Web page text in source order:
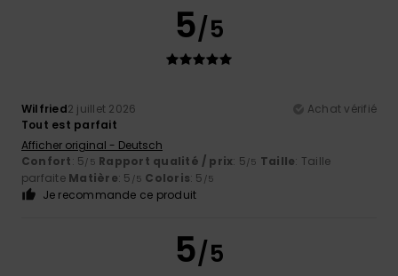
5/5
Wilfried2 juillet 2026
Achat vérifié
Tout est parfait
Afficher original - Deutsch
Confort: 5/5 Rapport qualité / prix: 5/5 Taille: Taille
parfaite Matière: 5 /5 Coloris: 5 /5
Je recommande ce produit
5/5